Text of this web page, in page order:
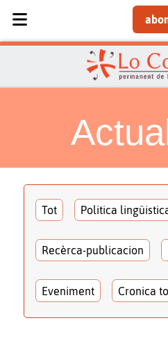
Tot Politica
Recèrca-publicacion
Eveniment Cronica